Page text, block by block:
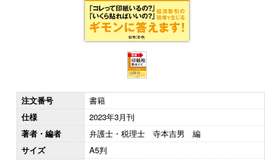
注文番号
書籍
仕様
2023年3月刊
著者・編者
弁護士・税理士 寺本吉男 編
サイズ
A5判